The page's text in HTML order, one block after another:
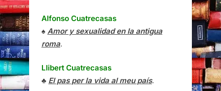
Alfonso Cuatrecasas
♠ Amor y sexualidad en la antigua
roma.
Llibert Cuatrecasas
♣ El pas per la vida al meu país.